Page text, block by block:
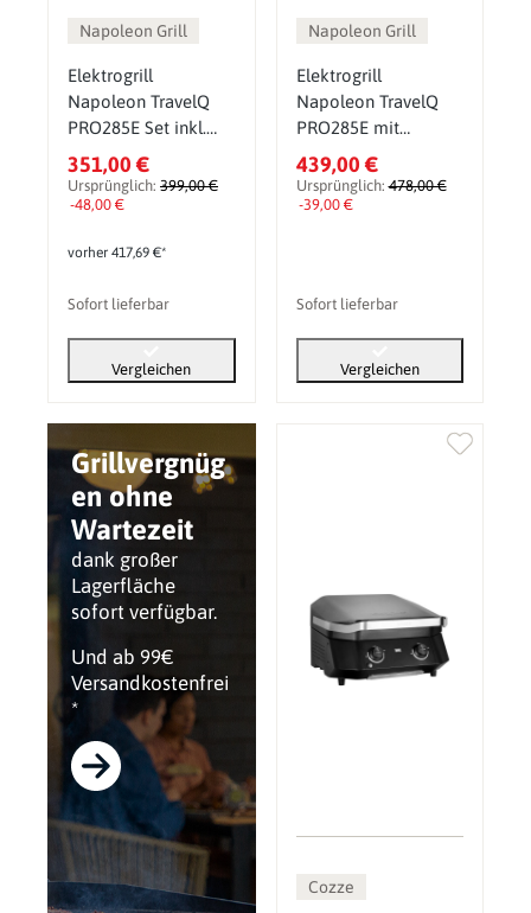
Grillvergnüg
en ohne
Wartezeit
dank großer
Lagerfläche
sofort verfügbar.
Und ab 99€
Versandkostenfrei
*
Napoleon Grill
Elektrogrill
Napoleon TravelQ
PRO285E Set inkl.
Abdeckhaube,
Grillplatte und
Warmhalterost
351,00 €
Ursprünglich: 399,00 €
-48,00 €
vorher 417,69 €*
Sofort lieferbar
Vergleichen
Napoleon Grill
Elektrogrill
Napoleon TravelQ
PRO285E mit
Wagenmodul
439,00 €
Ursprünglich:478,00 €
-39,00 €
Sofort lieferbar
Vergleichen
Cozze